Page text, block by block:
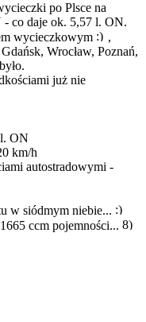
po Plsce na
- co daje ok. 5,57 l. ON.
wycieczkowym
,
Wrocław, Poznań,
już nie
ON
km/h
autostradowymi -
w siódmym niebie...
ccm pojemności...